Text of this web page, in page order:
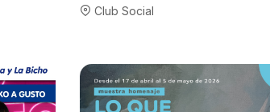
Club Social